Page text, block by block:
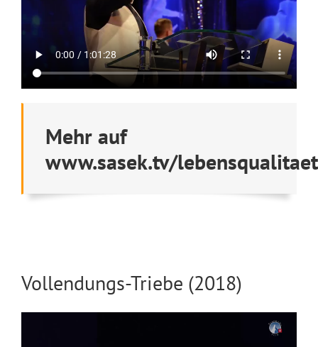
Mehr auf
www.sasek.tv/lebensqualitaet
Vollendungs-Triebe (2018)